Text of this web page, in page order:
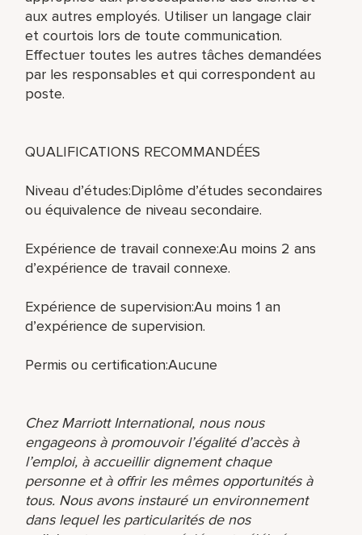
aux autres employés. Utiliser un langage clair
et courtois lors de toute communication.
Effectuer toutes les autres tâches demandées
par les responsables et qui correspondent au
poste.
QUALIFICATIONS RECOMMANDÉES
Niveau d’études:Diplôme d’études secondaires
ou équivalence de niveau secondaire.
Expérience de travail connexe:Au moins 2 ans
d’expérience de travail connexe.
Expérience de supervision:Au moins 1 an
d’expérience de supervision.
Permis ou certification:Aucune
Chez Marriott International, nous nous
engageons à promouvoir l’égalité d’accès à
l’emploi, à accueillir dignement chaque
personne et à offrir les mêmes opportunités à
tous. Nous avons instauré un environnement
dans lequel les particularités de nos